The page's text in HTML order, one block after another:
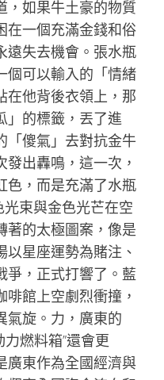
，如果牛土豪的物質
在一個充滿金錢和俗
遠失去機會。張水瓶
個可以輸入的「情緒
在他背後衣領上，那
」的標籤，丟了進
「傻氣」去對抗金牛
出轟鳴，這一次，
色，而是充滿了水瓶
束與金色光芒在空
著的太極圖案，像是
星座運勢為賭注、
爭，正式打響了。藍
館上空劇烈衝撞，
氣旋。力，廣東的
力燃料箱”還會更
廣東作為全國經濟與